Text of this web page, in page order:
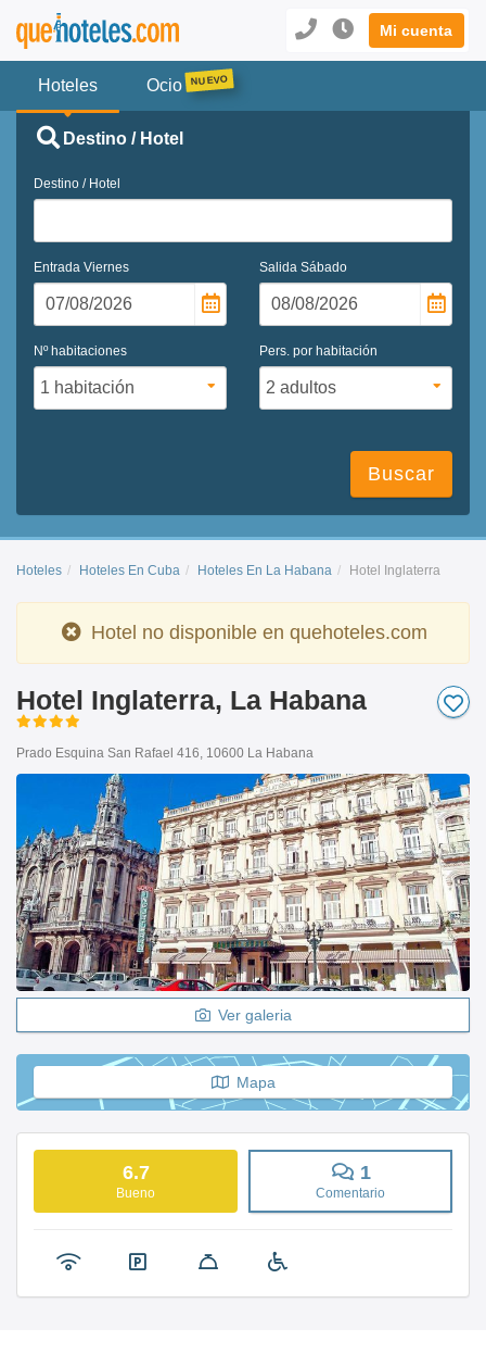
Mi cuenta
Hoteles Ocio
Destino / Hotel
Destino / Hotel
Entrada Viernes Salida Sábado
Nº habitaciones Pers. por habitación
Buscar
Hoteles Hoteles En Cuba Hoteles En La Habana Hotel Inglaterra
Hotel no disponible en quehoteles.com
Hotel Inglaterra, La Habana
Prado Esquina San Rafael 416, 10600 La Habana
Ver galeria
Mapa
6.7
Bueno
1
Comentario